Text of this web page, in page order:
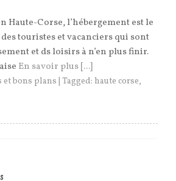
Haute-Corse, l’hébergement est le
touristes et vacanciers qui sont
et ds loisirs à n’en plus finir.
En savoir plus [...]
et bons plans Tagged: haute corse,